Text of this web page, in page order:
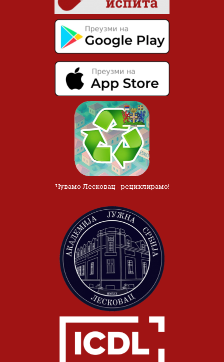
Чувамо Лесковац - рециклирамо!